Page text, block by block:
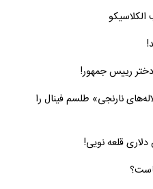
رییس جمهور!
آستانه جام جهانی ۲۰۲۶ | «لاله‌های نارنجی» طلسم فینال را
قلعه نویی!